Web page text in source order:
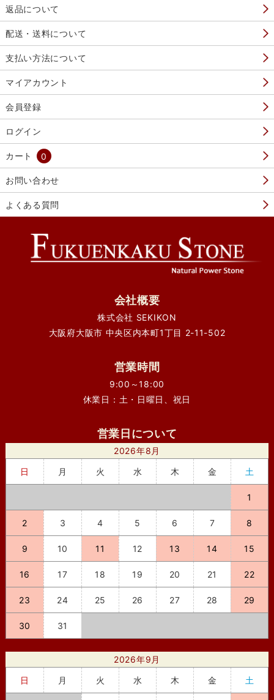
返品について
配送・送料について
支払い方法について
マイアカウント
会員登録
ログイン
カート 0
お問い合わせ
よくある質問
会社概要
株式会社 SEKIKON
大阪府大阪市 中央区内本町1丁目 2-11-502
営業時間
9:00～18:00
休業日：土・日曜日、祝日
営業日について
2026年8月
日
月 火 水 木 金 土
1
2 3 4 5 6 7 8
9 10 11 12 13 14 15
16 17 18 19 20 21 22
23 24 25 26 27 28 29
30 31
2026年9月
日
月 火 水 木 金 土